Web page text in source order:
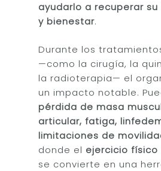
ayudarlo a recuperar
y bienestar.
Durante los
—como la cirugía, la
la radioterapia— el
un impacto notable.
pérdida de masa
articular, fatiga,
limitaciones de
donde el ejercicio
se convierte en una